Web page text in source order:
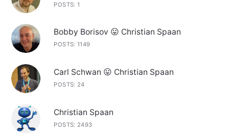
POSTS: 1
Bobby Borisov 😛 Christian Spaan
POSTS: 1149
Carl Schwan 😛 Christian Spaan
POSTS: 24
Christian Spaan
POSTS: 2493